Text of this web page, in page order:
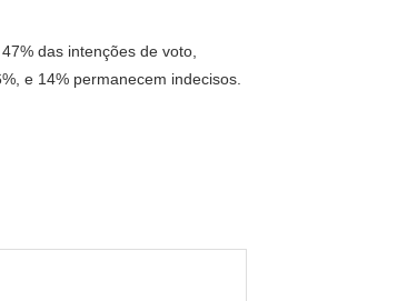
das intenções de voto,
e 14% permanecem indecisos.